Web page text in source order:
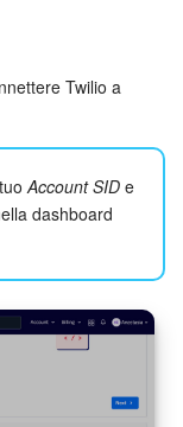
Twilio a
Account SID e
dashboard